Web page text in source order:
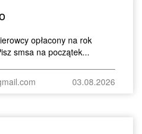
opłacony na rok
smsa na początek...
03.08.2026